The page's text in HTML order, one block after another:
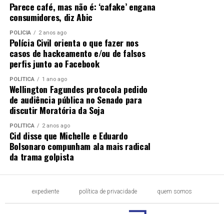
Comentários
RELATED TOPICS: DESTAQUE MANDATO
POLITICA
QUEM RICARDO SÃO
SECRETÁRIOS
SEGUNDO
VEJA
UP NEXT
Dino nega bloqueio de repasses do governo para
emendas da Saúde
Paes assume novo mandato e propõe Força Municipal
armada
Parece café, mas não é: ‘cafake’ engana
consumidores, diz Abic
POLÍCIA 2 anos ago
Polícia Civil orienta o que fazer nos
casos de hackeamento e/ou de falsos
perfis junto ao Facebook
POLÍTICA 1 ano ago
Wellington Fagundes protocola pedido
de audiência pública no Senado para
discutir Moratória da Soja
POLÍTICA 2 anos ago
Cid disse que Michelle e Eduardo
Bolsonaro compunham ala mais radical
da trama golpista
expediente política de privacidade quem somos